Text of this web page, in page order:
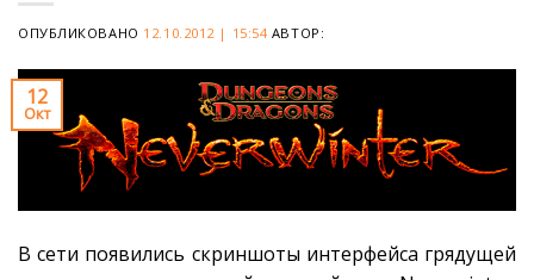
ОПУБЛИКОВАНО 12.10.2012 | 15:54АВТОР:
12
Окт
В сети появились скриншоты интерфейса грядущей